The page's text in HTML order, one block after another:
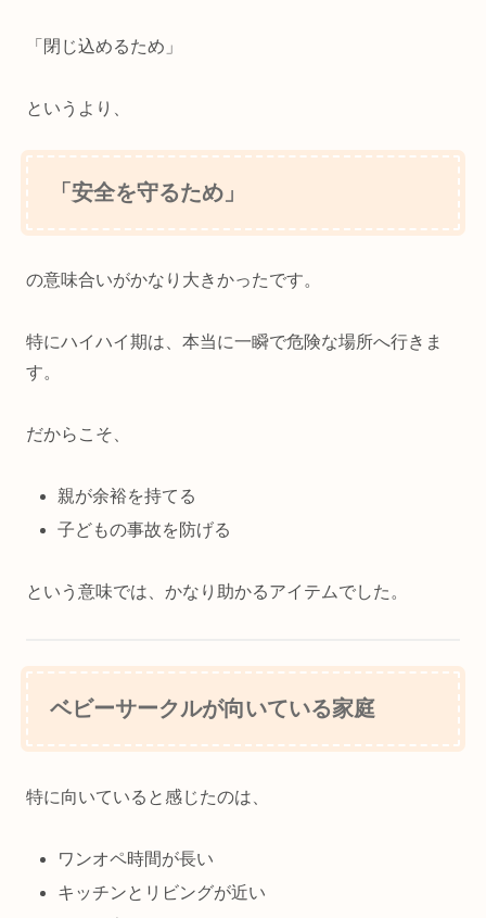
「閉じ込めるため」
というより、
「安全を守るため」
の意味合いがかなり大きかったです。
特にハイハイ期は、本当に一瞬で危険な場所へ行きま
す。
だからこそ、
親が余裕を持てる
子どもの事故を防げる
という意味では、かなり助かるアイテムでした。
ベビーサークルが向いている家庭
特に向いていると感じたのは、
ワンオペ時間が長い
キッチンとリビングが近い